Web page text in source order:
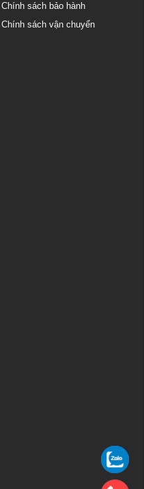
Chính sách bảo hành
Chính sách vận chuyển